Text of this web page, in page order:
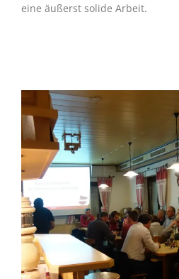
eine äußerst solide Arbeit.